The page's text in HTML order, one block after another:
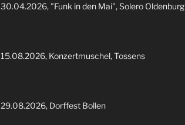
30.04.2026, "Funk in den Mai", Solero Oldenburg
15.08.2026, Konzertmuschel, Tossens
29.08.2026, Dorffest Bollen